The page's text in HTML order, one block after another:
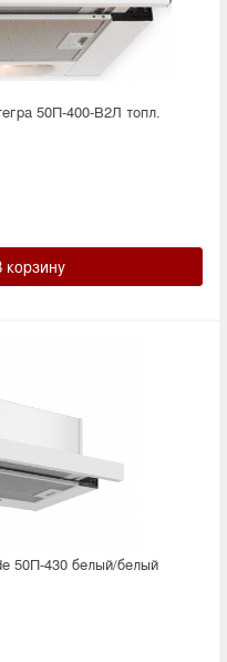
50П-400-В2Л топл.
50П-430 белый/белый